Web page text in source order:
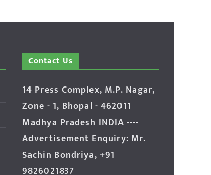
Contact Us
14 Press Complex, M.P. Nagar,
Zone - 1, Bhopal - 462011
Madhya Pradesh INDIA ----
Advertisement Enquiry: Mr.
Sachin Bondriya, +91
9826021837